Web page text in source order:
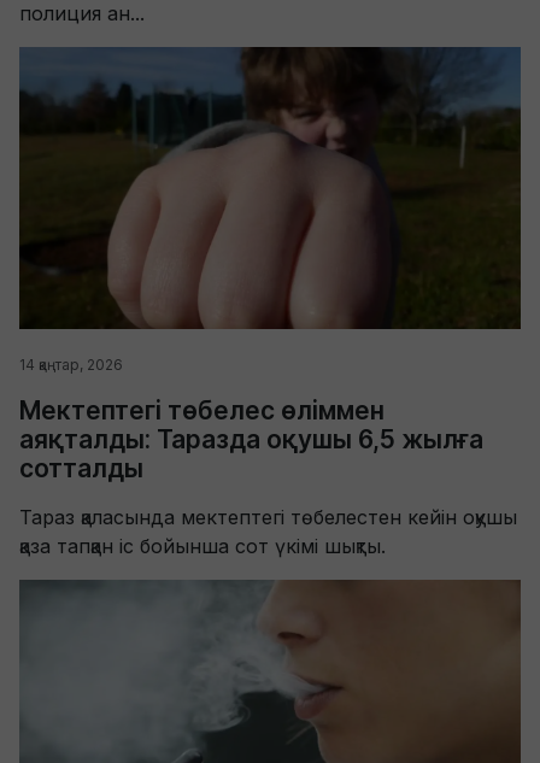
полиция ан...
14 қаңтар, 2026
Мектептегі төбелес өліммен
аяқталды: Таразда оқушы 6,5 жылға
сотталды
Тараз қаласында мектептегі төбелестен кейін оқушы
қаза тапқан іс бойынша сот үкімі шықты.